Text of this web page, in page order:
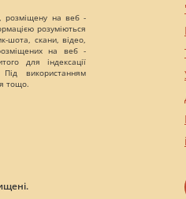
розміщену на веб -
розуміються
шота, скани, відео,
на веб -
для індексації
використанням
тощо.